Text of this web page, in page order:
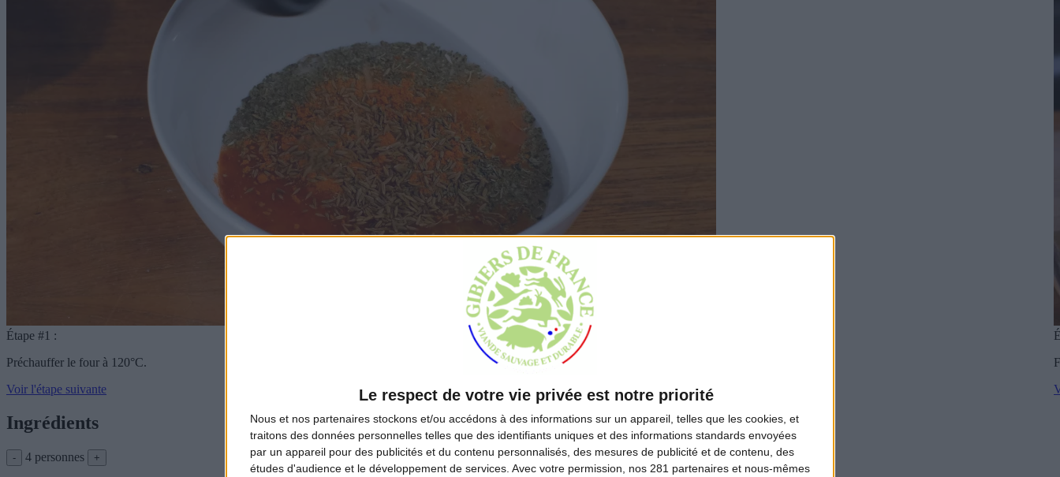
Le respect de votre vie privée est notre priorité
Nous et nos partenaires stockons et/ou accédons à des informations sur un appareil, telles que les cookies, et
traitons des données personnelles telles que des identifiants uniques et des informations standards envoyées
par un appareil pour des publicités et du contenu personnalisés, des mesures de publicité et de contenu, des
études d'audience et le développement de services. Avec votre permission, nos 281 partenaires et nous-mêmes
Étape #1 :
Préchauffer le four à 120°C.
Voir l'étape suivante
Ingrédients
- 4 personnes +